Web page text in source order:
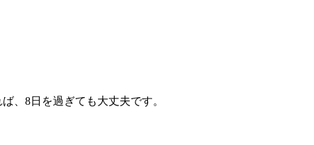
、8日を過ぎても大丈夫です。